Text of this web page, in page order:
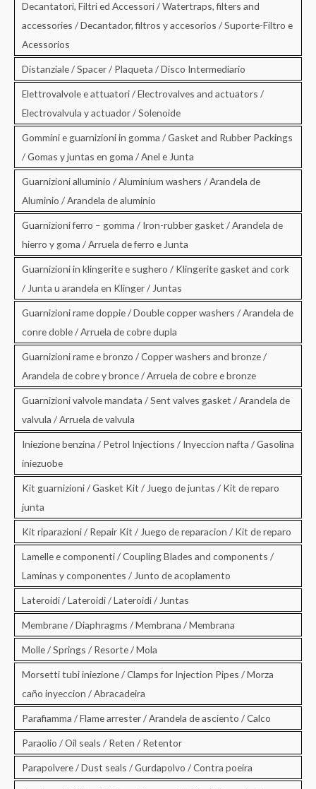
Decantatori, Filtri ed Accessori / Watertraps, filters and
accessories / Decantador, filtros y accesorios / Suporte-Filtro e
Acessorios
Distanziale / Spacer / Plaqueta / Disco Intermediario
Elettrovalvole e attuatori / Electrovalves and actuators /
Electrovalvula y actuador / Solenoide
Gommini e guarnizioni in gomma / Gasket and Rubber Packings
/ Gomas y juntas en goma / Anel e Junta
Guarnizioni alluminio / Aluminium washers / Arandela de
Aluminio / Arandela de aluminio
Guarnizioni ferro – gomma / Iron-rubber gasket / Arandela de
hierro y goma / Arruela de ferro e Junta
Guarnizioni in klingerite e sughero / Klingerite gasket and cork
/ Junta u arandela en Klinger / Juntas
Guarnizioni rame doppie / Double copper washers / Arandela de
conre doble / Arruela de cobre dupla
Guarnizioni rame e bronzo / Copper washers and bronze /
Arandela de cobre y bronce / Arruela de cobre e bronze
Guarnizioni valvole mandata / Sent valves gasket / Arandela de
valvula / Arruela de valvula
Iniezione benzina / Petrol Injections / Inyeccion nafta / Gasolina
iniezuobe
Kit guarnizioni / Gasket Kit / Juego de juntas / Kit de reparo
junta
Kit riparazioni / Repair Kit / Juego de reparacion / Kit de reparo
Lamelle e componenti / Coupling Blades and components /
Laminas y componentes / Junto de acoplamento
Lateroidi / Lateroidi / Lateroidi / Juntas
Membrane / Diaphragms / Membrana / Membrana
Molle / Springs / Resorte / Mola
Morsetti tubi iniezione / Clamps for Injection Pipes / Morza
caño inyeccion / Abracadeira
Parafiamma / Flame arrester / Arandela de asciento / Calco
Paraolio / Oil seals / Reten / Retentor
Parapolvere / Dust seals / Gurdapolvo / Contra poeira